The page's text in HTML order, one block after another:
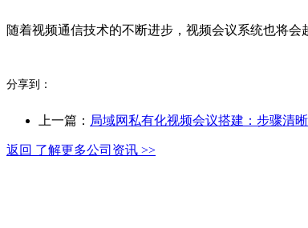
随着视频通信技术的不断进步，视频会议系统也将
分享到：
上一篇： 局域网私有化视频会议搭建：步骤清
返回 了解更多公司资讯 >>